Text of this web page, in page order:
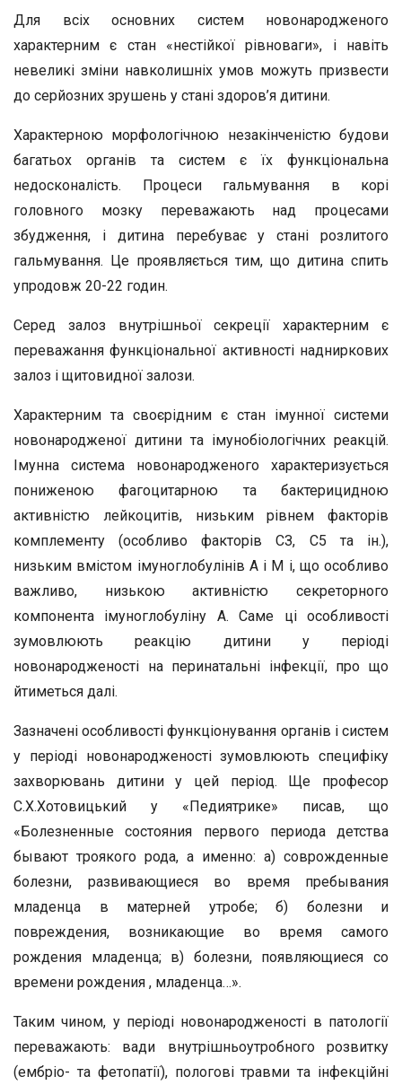
Для всіх основних систем новонародженого
характерним є стан «нестійкої рівноваги», і навіть
невеликі зміни навколишніх умов можуть призвести
до серйозних зрушень у стані здоров’я дитини.
Характерною морфологічною незакінченістю будови
багатьох органів та систем є їх функціональна
недосконалість. Процеси гальмування в корі
головного мозку переважають над процесами
збудження, і дитина перебуває у стані розлитого
гальмування. Це проявляється тим, що дитина спить
упродовж 20-22 годин.
Серед залоз внутрішньої секреції характерним є
переважання функціональної активності надниркових
залоз і щитовидної залози.
Характерним та своєрідним є стан імунної системи
новонародженої дитини та імунобіологічних реакцій.
Імунна система новонародженого характеризується
пониженою фагоцитарною та бактерицидною
активністю лейкоцитів, низьким рівнем факторів
комплементу (особливо факторів СЗ, С5 та ін.),
низьким вмістом імуноглобулінів А і М і, що особливо
важливо, низькою активністю секреторного
компонента імуноглобуліну А. Саме ці особливості
зумовлюють реакцію дитини у періоді
новонародженості на перинатальні інфекції, про що
йтиметься далі.
Зазначені особливості функціонування органів і систем
у періоді новонародженості зумовлюють специфіку
захворювань дитини у цей період. Ще професор
С.Х.Хотовицький у «Педиятрике» писав, що
«Болезненные состояния первого периода детства
бывают троякого рода, а именно: а) соврожденные
болезни, развивающиеся во время пребывания
младенца в матерней утробе; б) болезни и
повреждения, возникающие во время самого
рождения младенца; в) болезни, появляющиеся со
времени рождения , младенца…».
Таким чином, у періоді новонародженості в патології
переважають: вади внутрішньоутробного розвитку
(ембріо- та фетопатії), пологові травми та інфекційні